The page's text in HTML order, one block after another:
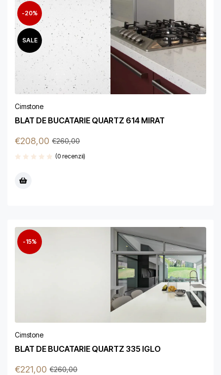
-20%
SALE
Cimstone
BLAT DE BUCATARIE QUARTZ 614 MIRAT
€260,00
€208,00
(0 recenzii)
-15%
Cimstone
BLAT DE BUCATARIE QUARTZ 335 IGLO
€260,00
€221,00